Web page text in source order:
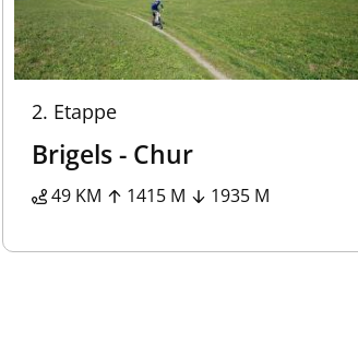
2. Etappe
Brigels - Chur
49 KM 1415 M 1935 M